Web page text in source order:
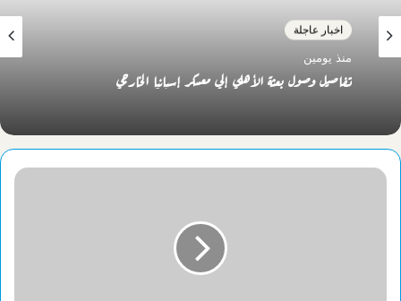
اخبار عاجلة
منذ يومين
تفاصيل وصول بعثة الأهلي إلي معسكر إسبانيا الخارجي